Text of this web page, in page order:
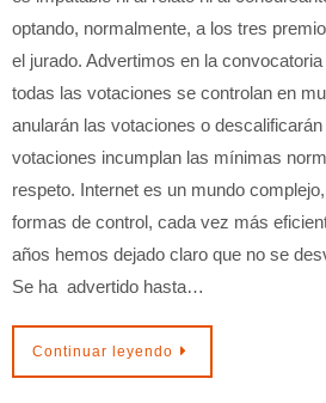
optando, normalmente, a los tres
el jurado. Advertimos en la
todas las votaciones se controlan en
anularán las votaciones o
votaciones incumplan las mínimas
respeto. Internet es un mundo
formas de control, cada vez más
años hemos dejado claro que no se
Se ha advertido hasta…
Continuar leyendo